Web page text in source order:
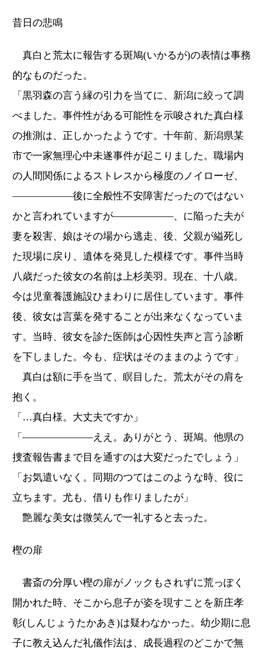
昔日の悲鳴
真白と荒太に報告する斑鳩(いかるが)の表情は事務
的なものだった。
「黒羽森の言う縁の引力を当てに、新潟に絞って調
べました。事件性がある可能性を示唆された真白様
の推測は、正しかったようです。十年前、新潟県某
市で一家無理心中未遂事件が起こりました。職場内
の人間関係によるストレスから極度のノイローゼ、
――――――後に全般性不安障害だったのではない
かと言われていますが――――――、に陥った夫が
妻を殺害、娘はその場から逃走、後、父親が縊死し
た現場に戻り、遺体を発見した模様です。事件当時
八歳だった彼女の名前は上杉美羽。現在、十八歳。
今は児童養護施設ひまわりに居住しています。事件
後、彼女は言葉を発することが出来なくなっていま
す。当時、彼女を診た医師は心因性失声と言う診断
を下しました。今も、症状はそのままのようです」
真白は額に手を当て、瞑目した。荒太がその肩を
抱く。
「…真白様。大丈夫ですか」
「―――――――ええ。ありがとう、斑鳩。他県の
捜査報告書まで目を通すのは大変だったでしょう」
「お気遣いなく。同期のつてはこのような時、役に
立ちます。尤も、借りも作りましたが」
艶麗な美女は微笑んで一礼すると去った。
樫の扉
書斎の分厚い樫の扉がノックもされずに荒っぽく
開かれた時、そこから息子が姿を現すことを新庄孝
彰(しんじょうたかあき)は疑わなかった。幼少期に息
子に教え込んだ礼儀作法は、成長過程のどこかで無